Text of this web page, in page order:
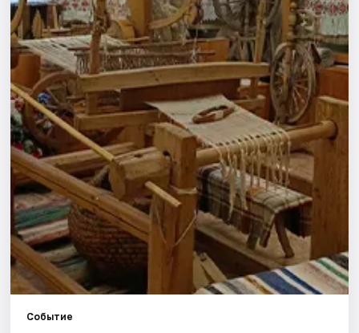
Города
Площадки
Артисты
Рейтинги
Событие